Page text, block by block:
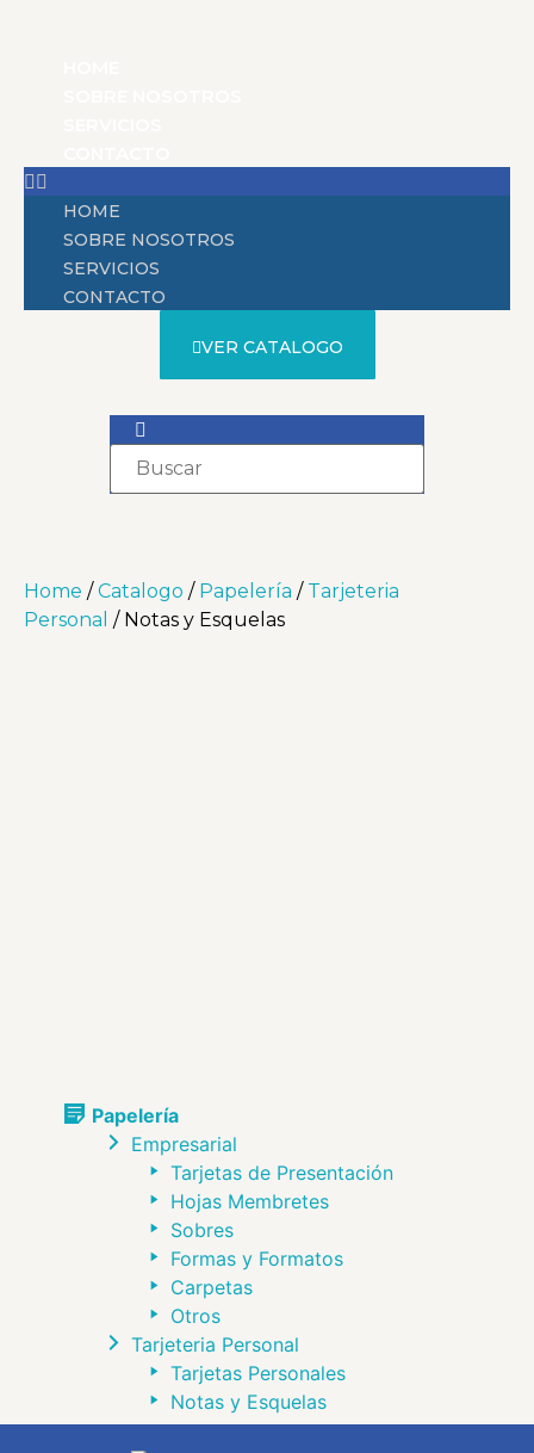
HOME
SOBRE NOSOTROS
SERVICIOS
CONTACTO
VER CATALOGO
Home /Catalogo / Papelería / Tarjeteria
Personal / Notas y Esquelas
Papelería
Empresarial
Tarjetas de Presentación
Hojas Membretes
Sobres
Formas y Formatos
Carpetas
Otros
Tarjeteria Personal
Tarjetas Personales
Notas y Esquelas